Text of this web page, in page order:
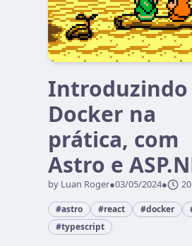
Introduzindo
Docker na
prática, com
Astro e
by Luan Roger●03/05/2024●
#astro #react #docker
#typescript